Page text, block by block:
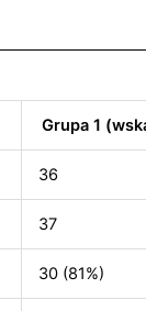
Grupa 1
36
37
30 (81%)